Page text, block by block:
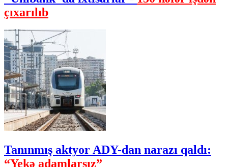
çıxarılıb
Tanınmış aktyor ADY-dan narazı qaldı:
“Yekə adamlarsız”